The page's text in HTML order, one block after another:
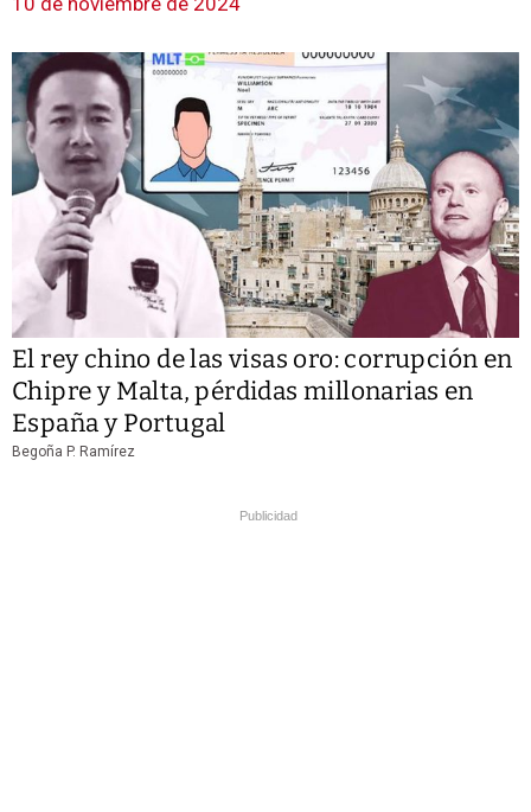
El rey chino de las visas oro: corrupción en
Chipre y Malta, pérdidas millonarias en
España y Portugal
Begoña P. Ramírez
Publicidad